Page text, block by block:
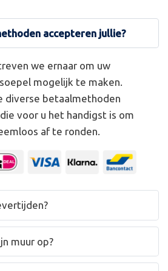
accepteren jullie?
we ernaar om uw
mogelijk te maken.
diverse betaalmethoden
voor u het handigst is om
af te ronden.
muur op?